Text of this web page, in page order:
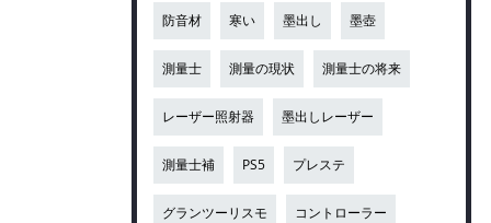
防音材 寒い 墨出し 墨壺
測量士 測量の現状 測量士の将来
レーザー照射器 墨出しレーザー
測量士補 PS5 プレステ
グランツーリスモ コントローラー